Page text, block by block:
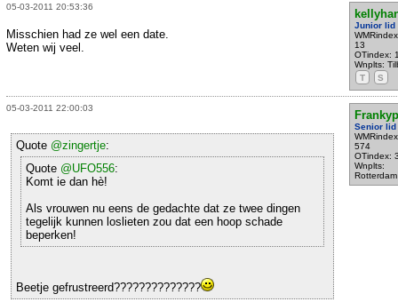
05-03-2011 20:53:36
Junior lid
13
OTindex:
Wnplts:
T
S
Misschien had ze wel een date.
Weten wij veel.
05-03-2011 22:00:03
Senior lid
574
OTindex:
Wnplts:
Rotterdam
Quote @zingertje:
Quote @UFO556:
Komt ie dan hè!
Als vrouwen nu eens de gedachte dat ze twee dingen
tegelijk kunnen loslieten zou dat een hoop schade
beperken!
Beetje gefrustreerd??????????????